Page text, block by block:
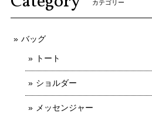
カテゴリー
バッグ
トート
ショルダー
メッセンジャー